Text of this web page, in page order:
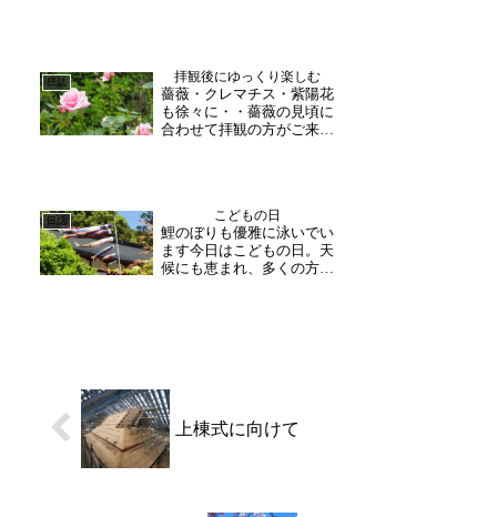
みました。本格的な冬の訪
れを前に広い寺内の大掃除
も進めていきます。(助野...
日誌 拝観後にゆっくり楽しむ
薔薇・クレマチス・紫陽花
も徐々に・・薔薇の見頃に
合わせて拝観の方がご来山
が忘れられなくて・・と嬉
しいお言葉も頂きました。
終日曇り空でしたが、草
花...
日誌 こどもの日
鯉のぼりも優雅に泳いでい
ます今日はこどもの日。天
候にも恵まれ、多くの方が
おり、新緑の景色に白い
上棟式に向けて